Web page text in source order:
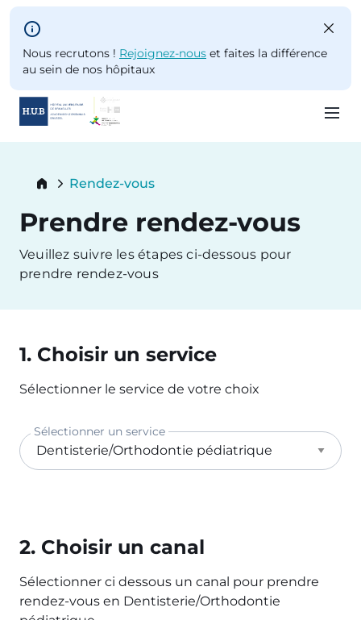
Skip to main content
Nous recrutons ! Rejoignez-nous et faites la différence
au sein de nos hôpitaux
content
Breadcrumb
Rendez-vous
Prendre rendez-vous
Veuillez suivre les étapes ci-dessous pour
prendre rendez-vous
1. Choisir un service
Sélectionner le service de votre choix
Sélectionner un service
2. Choisir un canal
Sélectionner ci dessous un canal pour prendre
rendez-vous en Dentisterie/Orthodontie